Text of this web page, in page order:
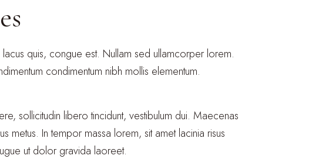
quis, congue est. Nullam sed ullamcorper lorem.
condimentum nibh mollis elementum.
sollicitudin libero tincidunt, vestibulum dui. Maecenas
metus. In tempor massa lorem, sit amet lacinia risus
ut dolor gravida laoreet.